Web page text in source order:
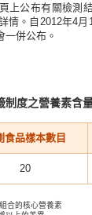
上公布有關檢測
情。自2012年4
一併公布。
制度之營養素含
食品樣本數目
20
合的核心營養素